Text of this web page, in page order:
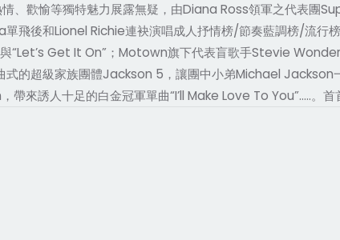
、歡愉等獨特魅力展露無疑，由Diana Ross領軍之代表團
飛後和Lionel Richie連袂演唱成人抒情榜/節奏藍調榜/流行
“Let’s Get It On”；Motown旗下代表盲歌手Stevie
的超級家族團體Jackson 5，讓團中小弟Michael Jackson
來誘人十足的白金冠軍單曲“I’ll Make Love To You”…..。